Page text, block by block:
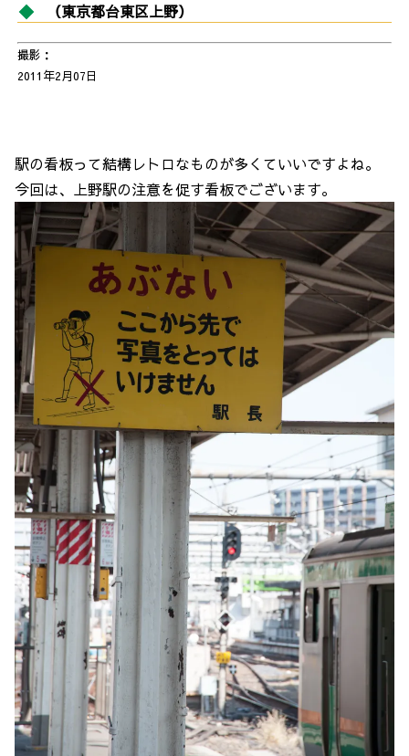
（東京都台東区上野）
撮影：
2011年2月07日
駅の看板って結構レトロなものが多くていいですよね。
今回は、上野駅の注意を促す看板でございます。